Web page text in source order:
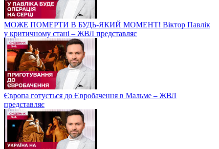
МОЖЕ ПОМЕРТИ В БУДЬ-ЯКИЙ МОМЕНТ! Віктор Павлік
у критичному стані – ЖВЛ представляє
Європа готується до Євробачення в Мальме – ЖВЛ
представляє